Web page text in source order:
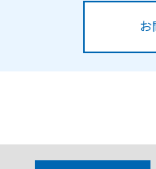
お